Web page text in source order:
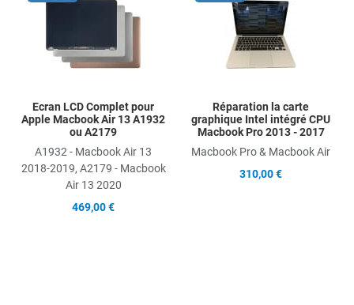
Add to Compare
Ecran LCD Complet pour
Apple Macbook Air 13 A1932
ou A2179
A1932 - Macbook Air 13
2018-2019, A2179 - Macbook
Air 13 2020
469,00 €
Réparation la carte
graphique Intel intégré CPU
Macbook Pro 2013 - 2017
Macbook Pro & Macbook Air
310,00 €